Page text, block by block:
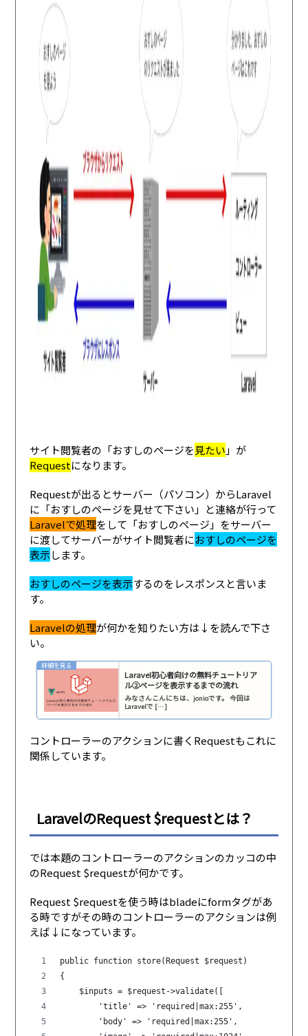
サイト閲覧者の「おすしのページを見たい 」が
Requestになります。
Requestが出るとサーバー（パソコン）からLaravel
に「おすしのページを見せて下さい」と連絡が行って
Laravelで処理をして「おすしのページ」をサーバー
に渡してサーバーがサイト閲覧者におすしのページを
表示します。
おすしのページを表示するのをレスポンスと言いま
す。
Laravelの処理が何かを知りたい方は↓を読んで下さ
い。
Laravel初心者向けの無料チュートリア
ル②ページを表示するまでの流れ
みなさんこんにちは、jonioです。 今回は
Laravelで […]
コントローラーのアクションに書くRequestもこれに
関係しています。
LaravelのRequest $requestとは？
では本題のコントローラーのアクションのカッコの中
のRequest $requestが何かです。
Request $requestを使う時はbladeにformタグがあ
る時ですがその時のコントローラーのアクションは例
えば↓になっています。
public function store(Request $request)
{
    $inputs = $request->validate([
        'title' => 'required|max:255',
        'body' => 'required|max:255',